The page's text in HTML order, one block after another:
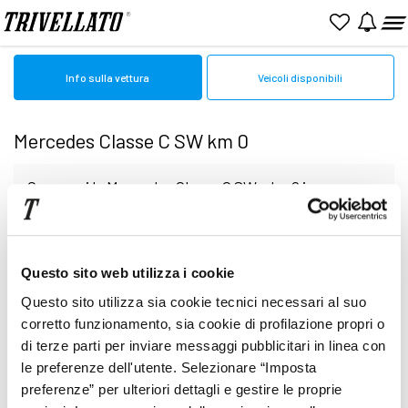
Questo sito web utilizza i cookie
Questo sito utilizza sia cookie tecnici necessari al suo
corretto funzionamento, sia cookie di profilazione propri o
di terze parti per inviare messaggi pubblicitari in linea con
le preferenze dell'utente. Selezionare “Imposta
preferenze” per ulteriori dettagli e gestire le proprie
Home Mercedes
Info sulla vettura Veicoli disponibili
Mercedes Classe C SW km 0
Cerca qui le Mercedes Classe C SW a km0 in
vendita online. Sfoglia le pagine per valutare
l'auto perfetta tra quelle presenti Presso le
nostre Concessionarie potrai finalizzare la scelta
finale. I veicoli vengono descritti con minuziosa
Nessun veicolo al momento disponibile